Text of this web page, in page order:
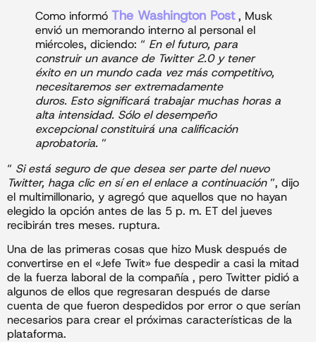
Como informó The Washington Post, Musk
envió un memorando interno al personal el
miércoles, diciendo: “ En el futuro, para
construir un avance de Twitter 2.0 y tener
éxito en un mundo cada vez más competitivo,
necesitaremos ser extremadamente
duros. Esto significará trabajar muchas horas a
alta intensidad. Sólo el desempeño
excepcional constituirá una calificación
aprobatoria. ”
“ Si está seguro de que desea ser parte del nuevo
Twitter, haga clic en sí en el enlace a continuación”, dijo
el multimillonario, y agregó que aquellos que no hayan
elegido la opción antes de las 5 p. m. ET del jueves
recibirán tres meses. ruptura.
Una de las primeras cosas que hizo Musk después de
convertirse en el «Jefe Twit» fue despedir a casi la mitad
de la fuerza laboral de la compañía , pero Twitter pidió a
algunos de ellos que regresaran después de darse
cuenta de que fueron despedidos por error o que serían
necesarios para crear el próximas características de la
plataforma.